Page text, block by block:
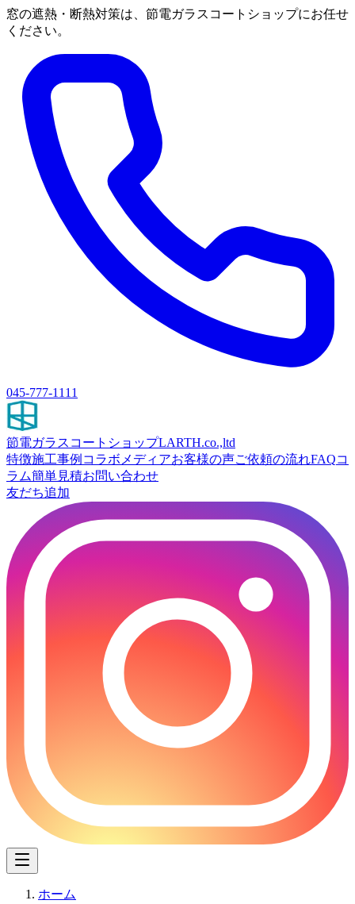
窓の遮熱・断熱対策は、節電ガラスコートショップにお任せ
ください。
045-777-1111
節電ガラスコートショップLARTH.co.,ltd
特徴施工事例 コラボ メディアお客様の声ご依頼の流れFAQコ
ラム簡単見積お問い合わせ
友だち追加
ホーム